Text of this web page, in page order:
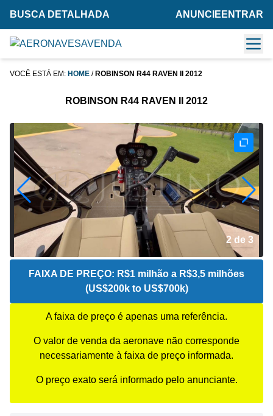
BUSCA DETALHADA ANUNCIE ENTRAR
VOCÊ ESTÁ EM: HOME / ROBINSON R44 RAVEN II 2012
ROBINSON R44 RAVEN II 2012
2 de 3
FAIXA DE PREÇO: R$1 milhão a R$3,5 milhões
(US$200k to US$700k)
A faixa de preço é apenas uma referência.
O valor de venda da aeronave não corresponde
necessariamente à faixa de preço informada.
O preço exato será informado pelo anunciante.